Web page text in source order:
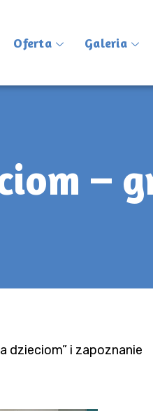
Oferta Galeria
–
dzieciom” i zapoznanie